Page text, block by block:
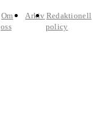
Om
oss
Arkiv Redaktionell
policy